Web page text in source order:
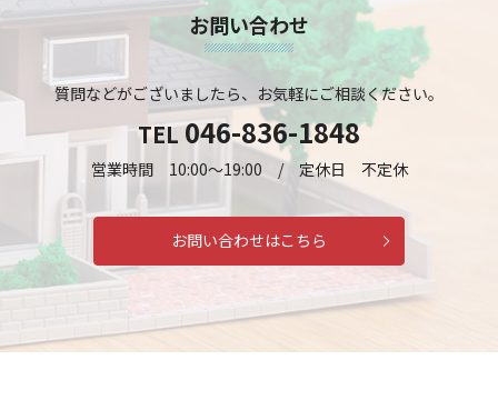
お問い合わせ
質問などがございましたら、お気軽にご相談ください。
TEL046-836-1848
営業時間 10:00～19:00 / 定休日 不定休
お問い合わせはこちら